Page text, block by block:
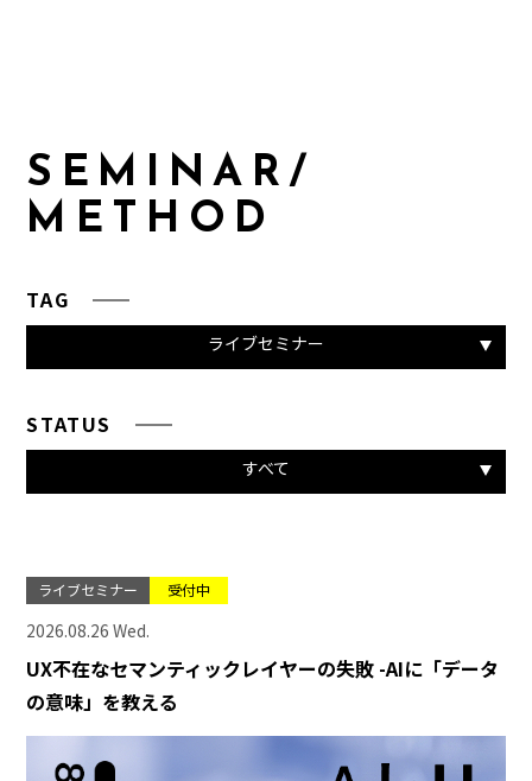
S E M I NA R /
M E T H O D
STATUS
すべて
TAG
ライブセミナー
ライブセミナー 受付中
2026.08.26 Wed.
UX不在なセマンティックレイヤーの失敗 -AIに「データ
の意味」を教える